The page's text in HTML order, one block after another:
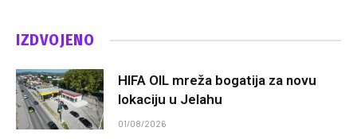
IZDVOJENO
HIFA OIL mreža bogatija za novu
lokaciju u Jelahu
01/08/2026